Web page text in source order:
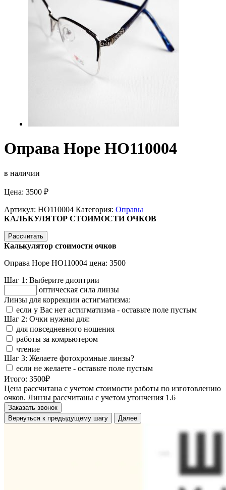
Оправа Hope HO110004
в наличии
Цена: 3500 ₽
Артикул: HO110004 Категория: Оправы
КАЛЬКУЛЯТОР СТОИМОСТИ ОЧКОВ
Рассчитать
Калькулятор стоимости очков
Оправа Hope HO110004 цена: 3500
Шаг 1: Выберите диоптрии
оптическая сила линзы
Линзы для коррекции астигматизма:
если у Вас нет астигматизма - оставьте поле пустым
Шаг 2: Очки нужны для:
для повседневного ношения
работы за комрьютером
чтение
Шаг 3: Желаете фотохромные линзы?
если не желаете - оставьте поле пустым
Итого: 3500₽
Цена рассчитана с учетом стоимости работы по изготовлению
очков. Линзы рассчитаны с учетом утончения 1.6
Заказать звонок
Вернуться к предыдущему шагу
Далее